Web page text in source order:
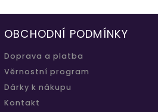
OBCHODNÍ PODMÍNKY
Doprava a platba
Věrnostní program
Dárky k nákupu
Kontakt